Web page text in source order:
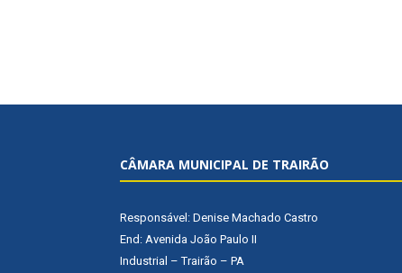
CÂMARA MUNICIPAL DE TRAIRÃO
Responsável: Denise Machado Castro
End: Avenida João Paulo II
Industrial – Trairão – PA